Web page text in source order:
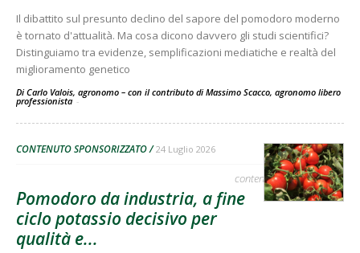
Il dibattito sul presunto declino del sapore del pomodoro moderno
è tornato d'attualità. Ma cosa dicono davvero gli studi scientifici?
Distinguiamo tra evidenze, semplificazioni mediatiche e realtà del
miglioramento genetico
Di Carlo Valois, agronomo – con il contributo di Massimo Scacco, agronomo libero
professionista -
CONTENUTO SPONSORIZZATO 24 Luglio 2026
contenuto sponsorizzato
Pomodoro da industria, a fine
ciclo potassio decisivo per
qualità e...